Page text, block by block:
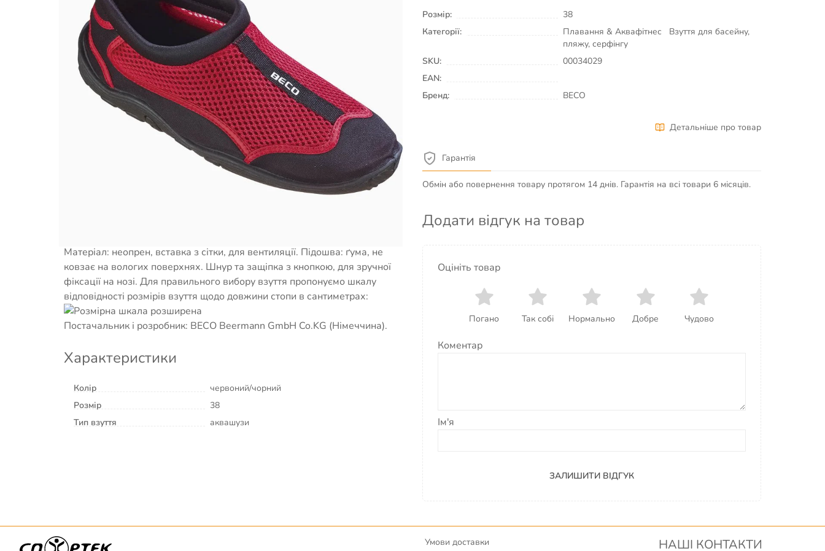
Розмір:
38
Категорії:
Плавання & Аквафітнес
Взуття для басейну,
пляжу, серфінгу
SKU:
00034029
EAN:
Бренд:
BECO
Детальніше про товар
Гарантія
Обмін або повернення товару протягом 14 днів. Гарантія на всі товари 6 місяців.
Матеріал: неопрен, вставка з сітки, для вентиляції. Підошва: ґума, не
ковзає на вологих поверхнях. Шнур та защіпка з кнопкою, для зручної
фіксації на нозі. Для правильного вибору взуття пропонуємо шкалу
відповідності розмірів взуття щодо довжини стопи в сантиметрах:
Постачальник і розробник: BECO Beermann GmbH Co.KG (Німеччина).
Характеристики
Колір
червоний/чорний
Розмір
38
Тип взуття
аквашузи
Додати відгук на товар
Оцініть товар
Погано Так собі Нормально Добре Чудово
Коментар
Ім'я
ЗАЛИШИТИ ВІДГУК
Умови доставки НАШІ КОНТАКТИ